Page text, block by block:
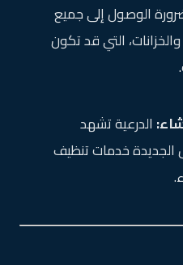
الوصول إلى جميع
التي قد تكون
الدرعية تشهد
الجديدة خدمات تنظيف